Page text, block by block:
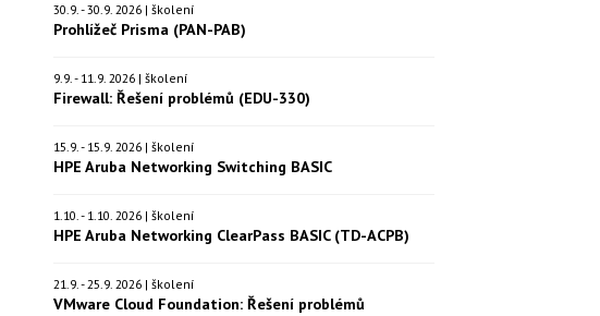
30.9. - 30.9. 2026 | školení
Prohlížeč Prisma (PAN-PAB)
9.9. - 11.9. 2026 | školení
Firewall: Řešení problémů (EDU-330)
15.9. - 15.9. 2026 | školení
HPE Aruba Networking Switching BASIC
1.10. - 1.10. 2026 | školení
HPE Aruba Networking ClearPass BASIC (TD-ACPB)
21.9. - 25.9. 2026 | školení
VMware Cloud Foundation: Řešení problémů